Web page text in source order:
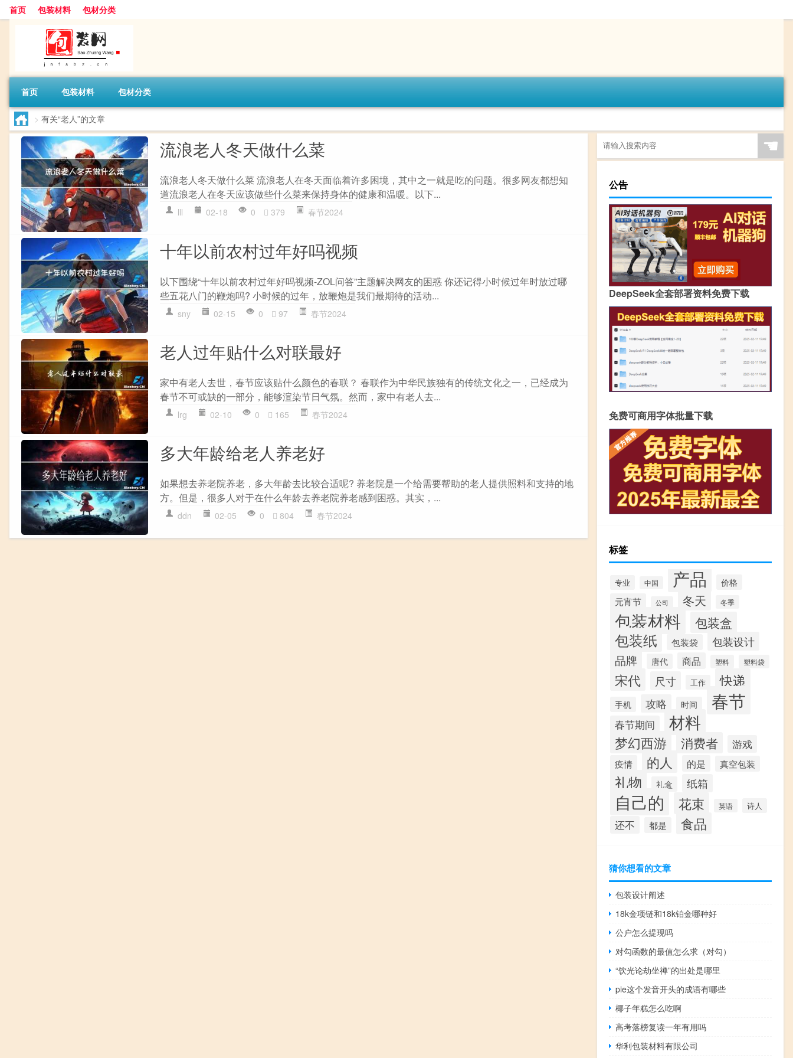
首页 包装材料 包材分类
首页 包装材料 包材分类
> 有关“老人”的文章
流浪老人冬天做什么菜
流浪老人冬天做什么菜 流浪老人在冬天面临着许多困境，其中之一就是吃的问题。很多网友都想知
道流浪老人在冬天应该做些什么菜来保持身体的健康和温暖。以下...
lll 02-18 0 379 春节2024
十年以前农村过年好吗视频
以下围绕“十年以前农村过年好吗视频-ZOL问答”主题解决网友的困惑 你还记得小时候过年时放过哪
些五花八门的鞭炮吗? 小时候的过年，放鞭炮是我们最期待的活动...
sny 02-15 0 97 春节2024
老人过年贴什么对联最好
家中有老人去世，春节应该贴什么颜色的春联？ 春联作为中华民族独有的传统文化之一，已经成为
春节不可或缺的一部分，能够渲染节日气氛。然而，家中有老人去...
lrg 02-10 0 165 春节2024
多大年龄给老人养老好
如果想去养老院养老，多大年龄去比较合适呢? 养老院是一个给需要帮助的老人提供照料和支持的地
方。但是，很多人对于在什么年龄去养老院养老感到困惑。其实，...
ddn 02-05 0 804 春节2024
☚
公告
DeepSeek全套部署资料免费下载
免费可商用字体批量下载
标签
专业 中国 产品 价格
元宵节 公司 冬天 冬季
包装材料 包装盒
包装纸 包装袋 包装设计
品牌 唐代 商品 塑料 塑料袋
宋代 尺寸 工作 快递
手机 攻略 时间 春节
春节期间 材料
梦幻西游 消费者 游戏
疫情 的人 的是 真空包装
礼物 礼盒 纸箱
自己的 花束 英语 诗人
还不 都是 食品
猜你想看的文章
包装设计阐述
18k金项链和18k铂金哪种好
公户怎么提现吗
对勾函数的最值怎么求（对勾）
“饮光论劫坐禅”的出处是哪里
pie这个发音开头的成语有哪些
椰子年糕怎么吃啊
高考落榜复读一年有用吗
华利包装材料有限公司